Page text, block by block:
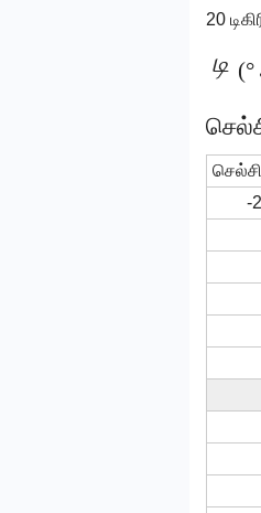
20
டி
-